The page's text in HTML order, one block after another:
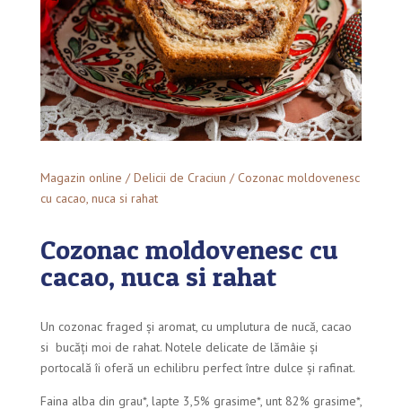
Magazin online /Delicii de Craciun / Cozonac moldovenesc
cu cacao, nuca si rahat
Cozonac moldovenesc cu
cacao, nuca si rahat
Un cozonac fraged și aromat, cu umplutura de nucă, cacao
si bucăți moi de rahat. Notele delicate de lămâie și
portocală îi oferă un echilibru perfect între dulce și rafinat.
Faina alba din grau*, lapte 3,5% grasime*, unt 82% grasime*,